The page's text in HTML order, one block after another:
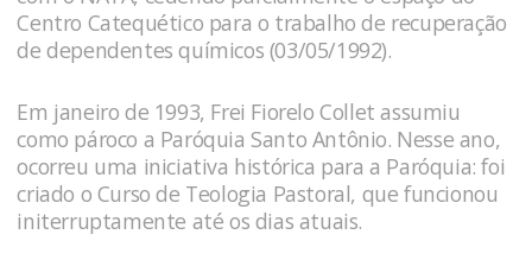
Centro Catequético para o trabalho de recuperação
de dependentes químicos (03/05/1992).
Em janeiro de 1993, Frei Fiorelo Collet assumiu
como pároco a Paróquia Santo Antônio. Nesse ano,
ocorreu uma iniciativa histórica para a Paróquia: foi
criado o Curso de Teologia Pastoral, que funcionou
initerruptamente até os dias atuais.